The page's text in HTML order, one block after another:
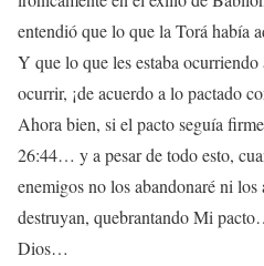
entendió que lo que la Torá había
Y que lo que les estaba
ocurrir, ¡de acuerdo a lo pactado
Ahora bien, si el pacto seguía
26:44… y a pesar de todo esto,
enemigos no los abandonaré ni
destruyan, quebrantando Mi
Dios…